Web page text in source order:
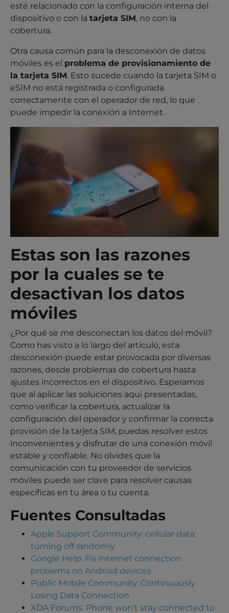
esté relacionado con la configuración interna del
dispositivo o con la tarjeta SIM, no con la
cobertura.
Otra causa común para la desconexión de datos
móviles es el problema de provisionamiento de
la tarjeta SIM. Esto sucede cuando la tarjeta SIM o
eSIM no está registrada o configurada
correctamente con el operador de red, lo que
puede impedir la conexión a Internet.
Estas son las razones
por la cuales se te
desactivan los datos
móviles
¿Por qué se me desconectan los datos del móvil?
Como has visto a lo largo del artículo, esta
desconexión puede estar provocada por diversas
razones, desde problemas de cobertura hasta
ajustes incorrectos en el dispositivo. Esperamos
que al aplicar las soluciones aquí presentadas,
como verificar la cobertura, actualizar la
configuración del operador y confirmar la correcta
provisión de la tarjeta SIM, puedas resolver estos
inconvenientes y disfrutar de una conexión móvil
estable y confiable. No olvides que la
comunicación con tu proveedor de servicios
móviles puede ser clave para resolver causas
específicas en tu área o tu cuenta.
Fuentes Consultadas
Apple Support Community: cellular data
turning off randomly
Google Help: Fix internet connection
problems on Android devices
Public Mobile Community: Continuously
Losing Data Connection
XDA Forums: Phone won’t stay connected to